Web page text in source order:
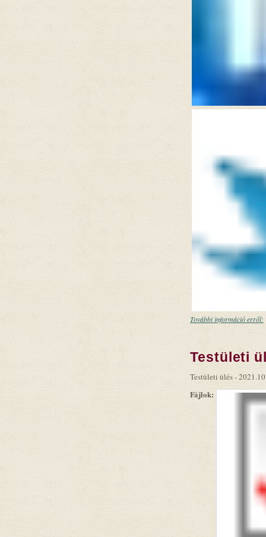
További információ erről:
Testületi
Testületi ülés -
Fájlok: